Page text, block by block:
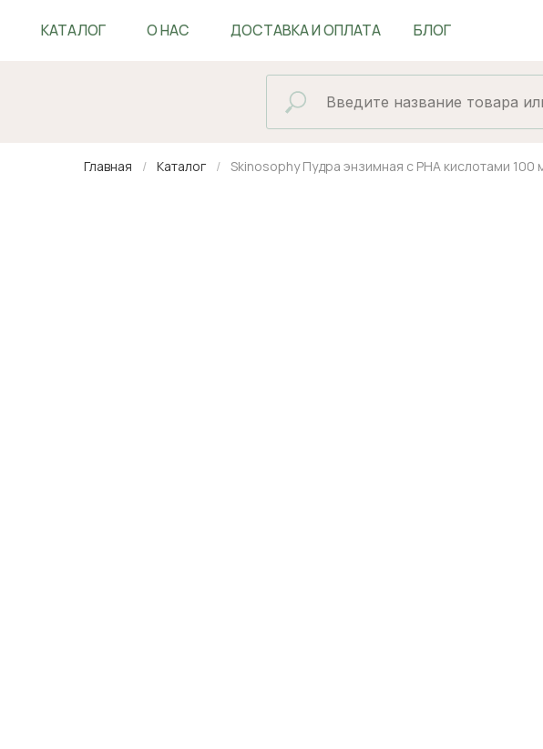
КАТАЛОГ О НАС БЛОГ
ДОСТАВКА И ОПЛАТА
Главная Каталог Skinosophy Пудра энзимная с РНА кислотами 100